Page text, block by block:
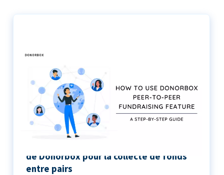
de Donorbox pour la collecte de fonds
entre pairs